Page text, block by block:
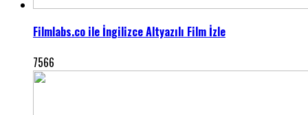
Filmlabs.co ile İngilizce Altyazılı Film İzle
7566